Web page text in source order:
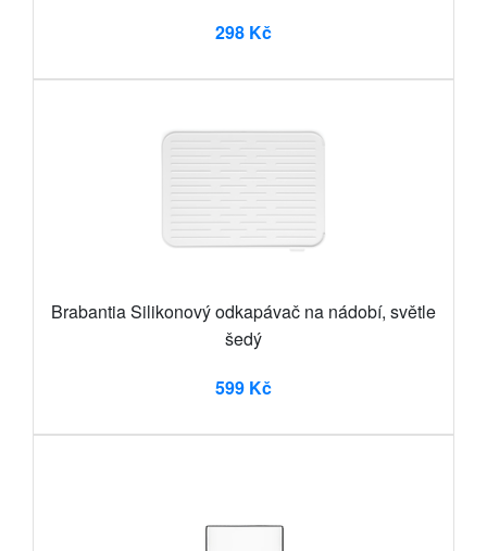
298 Kč
Brabantia Silikonový odkapávač na nádobí, světle
šedý
599 Kč